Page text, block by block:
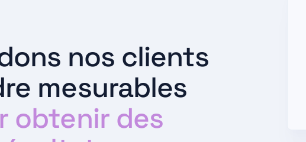
nos clients
mesurables
obtenir des